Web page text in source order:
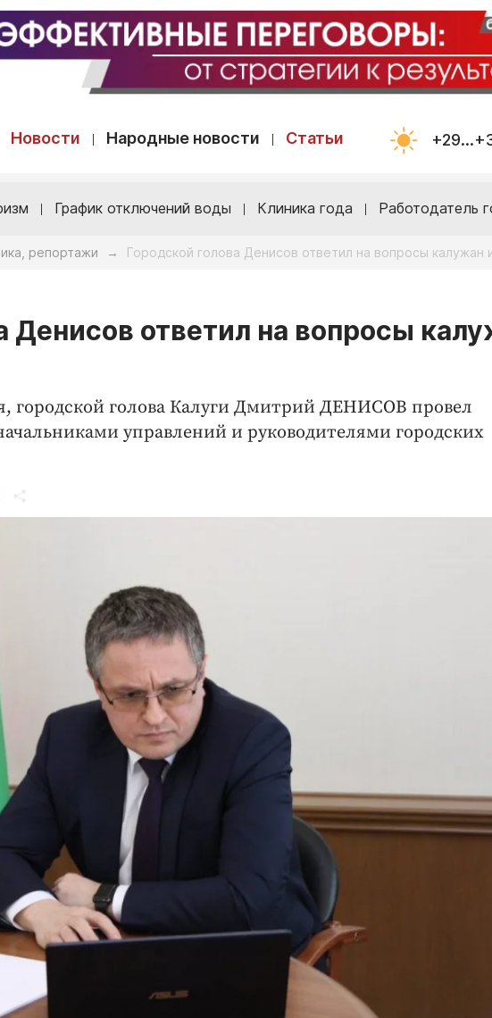
Новости Народные новости Статьи
График отключений воды Клиника года Работодатель
репортажи → Городской голова Денисов ответил на вопросы калужан
Денисов ответил на вопросы
городской голова Калуги Дмитрий ДЕНИСОВ провел
управлений и руководителями городских